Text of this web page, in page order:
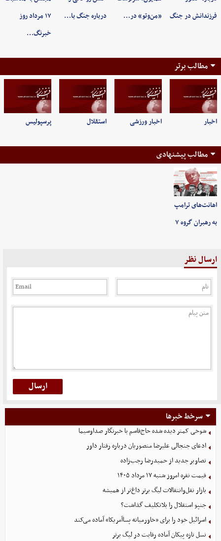
فرزندانش در جنگ
«من‌وتو» در…
درباره جنگ با…
۱۷ مرداد روز
خبرنگ…
مطالب برتر
اخبار اخبار ورزشی استقلال پرسپولیس
مطالب پیشنهادی
اهانت‌های ترامپ
به رهبران گروه ۷
ارسال نظر
سرخط خبرها
شوخی کمتر دیده شده حاج‌قاسم با خبرنگار صداوسیما
ادعای جنجالی علیرضا منصوریان درباره رفتار داور
تصاویر جدید از حمیدرضا رجب‌زاده
قیمت نقره امروز شنبه ۱۷ مرداد ۱۴۰۵
بازار نقل‌وانتقالات لیگ برتر داغ‌تر از همیشه
جنپو استقلال را بلاتکلیف گذاشت؟
اسرائیل خود را برای «خاورمیانه پساآمریکا» آماده می‌کند
نسل تازه پیکان آماده رقابت در لیگ برتر